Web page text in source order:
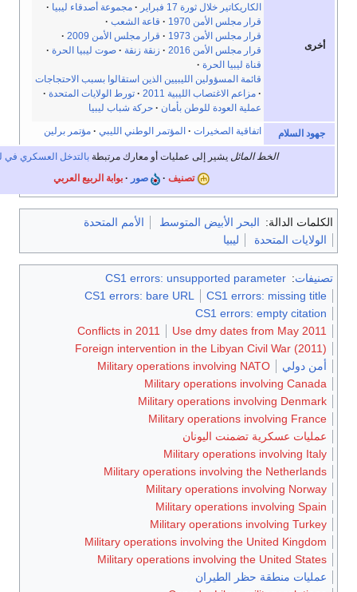
الكاريكاتير خلال ثورة 17 فبراير
مجموعة أصدقاء ليبيا
قاعة الشعب
قرار مجلس الأمن 2009
قرار مجلس الأمن 2016
زنقة زنقة
صوت ليبيا الحرة
قائمة المسؤولين الليبيين الذين استقالوا بسبب الاحتجاجات
مزاعم الاغتصاب الليبية 2011
تورط الولايات المتحدة
عملية العودة للوطن بأمان
حركة شباب ليبيا
اتفاقية الصخيرات المؤتمر الوطني الليبي مؤتمر برلين
يشير إلى عمليات أو معارك مرتبطةبالتدخل العسكري في ليبيا
صور بوابة الربيع العربي
البحر الأبيض المتوسط
الأمم المتحدة
ليبيا
CS1 errors: unsupported
CS1 errors:
CS1 errors: bare URL
CS1 errors:
Use dmy dates from
Conflicts in 2011
Foreign intervention in the Libyan Civil
Military operations involving NATO
Military operations
Military operations involving
Military operations
تضمنت اليونان
Military operations
Military operations involving the
Military operations
Military operations
Military operations
Military operations involving the United
Military operations involving the
حظر الطيران